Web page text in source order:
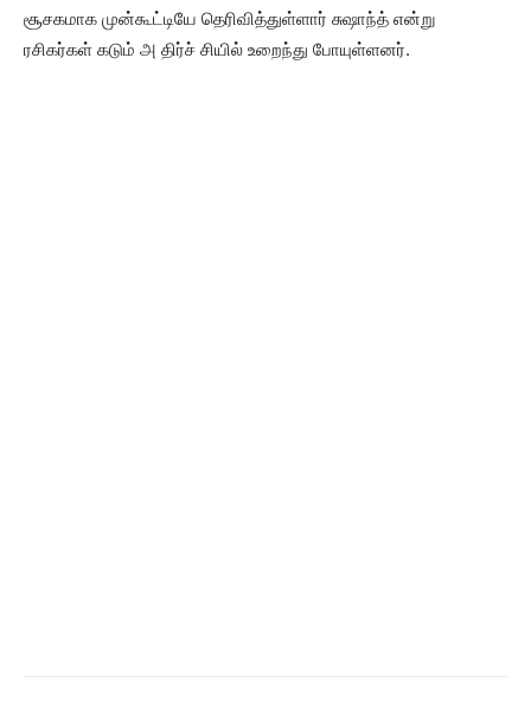
சூசகமாக முன்கூட்டியே தெரிவித்துள்ளார் சுஷாந்த் என்று
ரசிகர்கள் கடும் அ திர்ச் சியில் உறைந்து போயுள்ளனர்.